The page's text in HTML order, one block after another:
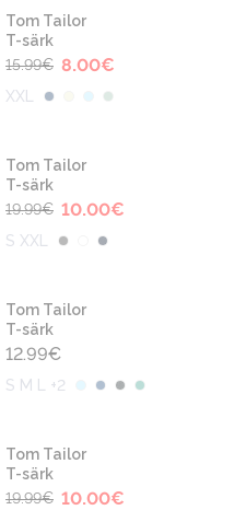
-50%
Tom Tailor
T-särk
15.99€ 8.00€
XXL
-50%
Tom Tailor
T-särk
19.99€ 10.00€
S XXL
Tom Tailor
T-särk
12.99€
S M L +2
-50%
Tom Tailor
T-särk
19.99€ 10.00€